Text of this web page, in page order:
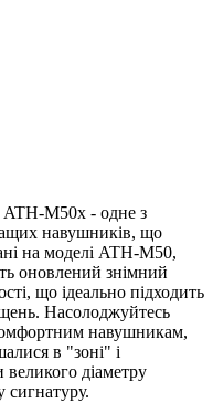
M50x - одне з
навушників, що
на моделі ATH-M50,
оновлений знімний
що ідеально підходить
Насолоджуйтесь
навушникам,
в "зоні" і
великого діаметру
сигнатуру.